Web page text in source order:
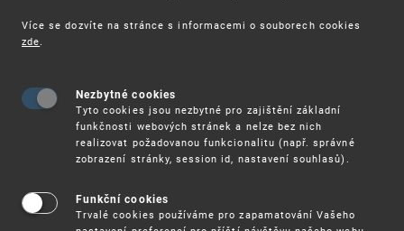
UPV
Doložka
vykonatelnosti
Více se dozvíte na stránce s informacemi o souborech cookies
zde.
Nezbytné cookies
Tyto cookies jsou nezbytné pro zajištění základní
funkčnosti webových stránek a nelze bez nich
realizovat požadovanou funkcionalitu (např. správné
zobrazení stránky, session id, nastavení souhlasů).
Funkční cookies
Trvalé cookies používáme pro zapamatování Vašeho